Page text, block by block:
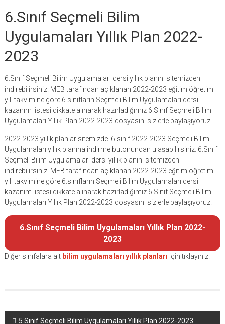
6.Sınıf Seçmeli Bilim
Uygulamaları Yıllık Plan 2022-
2023
6.Sınıf Seçmeli Bilim Uygulamaları dersi yıllık planını sitemizden
indirebilirsiniz. MEB tarafından açıklanan 2022-2023 eğitim öğretim
yılı takvimine göre 6.sınıfların Seçmeli Bilim Uygulamaları dersi
kazanım listesi dikkate alınarak hazırladığımız 6.Sınıf Seçmeli Bilim
Uygulamaları Yıllık Plan 2022-2023 dosyasını sizlerle paylaşıyoruz.
2022-2023 yıllık planlar sitemizde. 6.sınıf 2022-2023 Seçmeli Bilim
Uygulamaları yıllık planına indirme butonundan ulaşabilirsiniz. 6.Sınıf
Seçmeli Bilim Uygulamaları dersi yıllık planını sitemizden
indirebilirsiniz. MEB tarafından açıklanan 2022-2023 eğitim öğretim
yılı takvimine göre 6.sınıfların Seçmeli Bilim Uygulamaları dersi
kazanım listesi dikkate alınarak hazırladığımız 6.Sınıf Seçmeli Bilim
Uygulamaları Yıllık Plan 2022-2023 dosyasını sizlerle paylaşıyoruz.
6.Sınıf Seçmeli Bilim Uygulamaları Yıllık Plan 2022-
2023
Diğer sınıfalara ait bilim uygulamaları yıllık planları için tıklayınız.
Yazı
5.Sınıf Seçmeli Bilim Uygulamaları Yıllık Plan 2022-2023